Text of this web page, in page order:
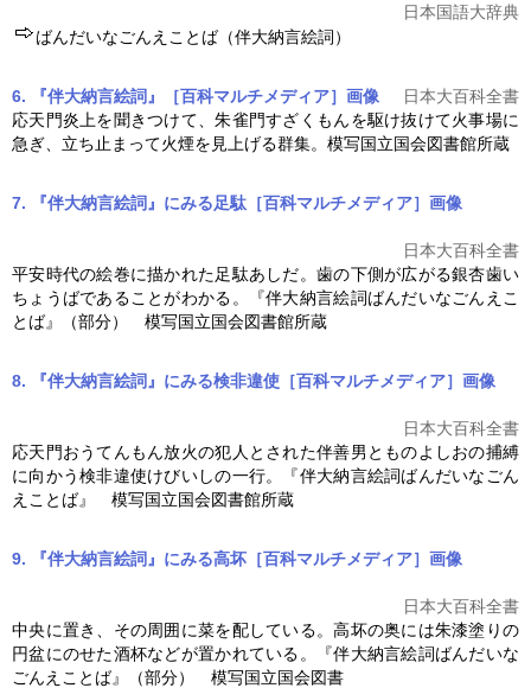
日本国語大辞典
ばんだいなごんえことば（伴大納言絵詞）
6. 『伴大納言絵詞』［百科マルチメディア］ 画像
日本大百科全書
応天門炎上を聞きつけて、朱雀門すざくもんを駆け抜けて火事場に
急ぎ、立ち止まって火煙を見上げる群集。模写国立国会図書館所蔵
7. 『伴大納言絵詞』にみる足駄［百科マルチメディア］ 画像
日本大百科全書
平安時代の絵巻に描かれた足駄あしだ。歯の下側が広がる銀杏歯い
ちょうばであることがわかる。『伴大納言絵詞ばんだいなごんえこ
とば』（部分） 模写国立国会図書館所蔵
8. 『伴大納言絵詞』にみる検非違使［百科マルチメディア］ 画像
日本大百科全書
応天門おうてんもん放火の犯人とされた伴善男とものよしおの捕縛
に向かう検非違使けびいしの一行。『伴大納言絵詞ばんだいなごん
えことば』 模写国立国会図書館所蔵
9. 『伴大納言絵詞』にみる高坏［百科マルチメディア］ 画像
日本大百科全書
中央に置き、その周囲に菜を配している。高坏の奥には朱漆塗りの
円盆にのせた酒杯などが置かれている。『伴大納言絵詞ばんだいな
ごんえことば』（部分） 模写国立国会図書